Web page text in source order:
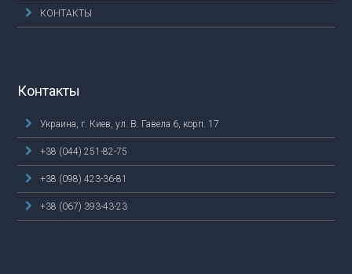
КОНТАКТЫ
Контакты
Украина, г. Киев, ул. В. Гавела 6, корп. 17
+38 (044) 251-82-75
+38 (098) 423-36-81
+38 (067) 393-43-23